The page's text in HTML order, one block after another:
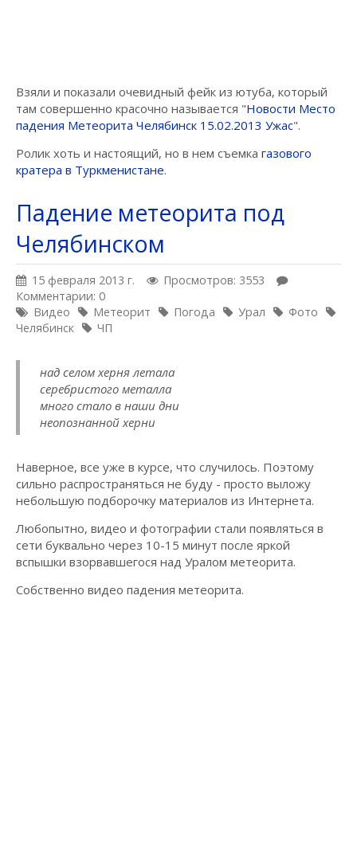
Взяли и показали очевидный фейк из ютуба, который
там совершенно красочно называется "Новости Место
падения Метеорита Челябинск 15.02.2013 Ужас".
Ролик хоть и настоящий, но в нем съемка газового
кратера в Туркменистане.
Падение метеорита под
Челябинском
15 февраля 2013 г.
Просмотров: 3553
Комментарии: 0
Видео
Метеорит Погода Урал
Фото
Челябинск
ЧП
над селом херня летала
серебристого металла
много стало в наши дни
неопознанной херни
Наверное, все уже в курсе, что случилось. Поэтому
сильно распространяться не буду - просто выложу
небольшую подборочку материалов из Интернета.
Любопытно, видео и фотографии стали появляться в
сети буквально через 10-15 минут после яркой
вспышки взорвавшегося над Уралом метеорита.
Собственно видео падения метеорита.